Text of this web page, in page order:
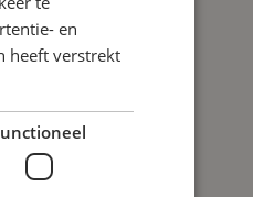
en
heeft verstrekt